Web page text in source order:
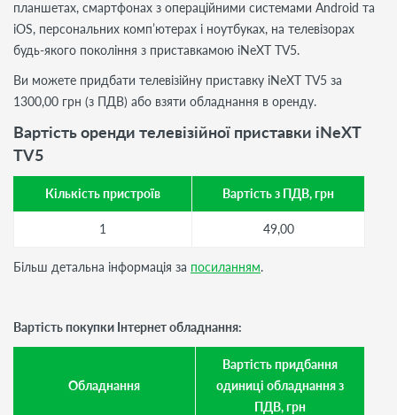
планшетах, смартфонах з операційними системами Android та
iOS, персональних комп’ютерах і ноутбуках, на телевізорах
будь-якого покоління з приставкамою iNeXT TV5.
Ви можете придбати телевізійну приставку iNeXT TV5 за
1300,00 грн (з ПДВ) або взяти обладнання в оренду.
Вартість оренди телевізійної приставки iNeXT
TV5
Кількість пристроїв Вартість з ПДВ, грн
1 49,00
Більш детальна інформація за посиланням.
Вартість покупки Інтернет обладнання:
Обладнання
Вартість придбання
одиниці обладнання з
ПДВ, грн